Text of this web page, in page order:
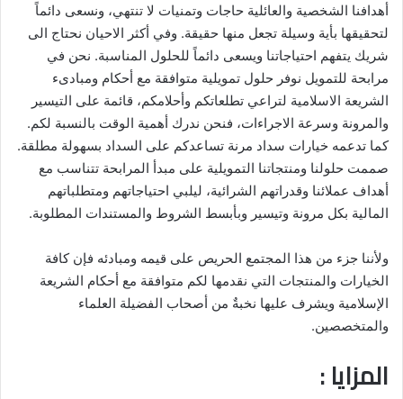
أهدافنا الشخصية والعائلية حاجات وتمنيات لا تنتهي، ونسعى دائماً
لتحقيقها بأية وسيلة تجعل منها حقيقة. وفي أكثر الاحيان نحتاج الى
شريك يتفهم احتياجاتنا ويسعى دائماً للحلول المناسبة. نحن في
مرابحة للتمويل نوفر حلول تمويلية متوافقة مع أحكام ومبادىء
الشريعة الاسلامية لتراعي تطلعاتكم وأحلامكم، قائمة على التيسير
والمرونة وسرعة الاجراءات، فنحن ندرك أهمية الوقت بالنسبة لكم.
كما تدعمه خيارات سداد مرنة تساعدكم على السداد بسهولة مطلقة.
صممت حلولنا ومنتجاتنا التمويلية على مبدأ المرابحة تتناسب مع
أهداف عملائنا وقدراتهم الشرائية، ليلبي احتياجاتهم ومتطلباتهم
المالية بكل مرونة وتيسير وبأبسط الشروط والمستندات المطلوبة.
ولأننا جزء من هذا المجتمع الحريص على قيمه ومبادئه فإن كافة
الخيارات والمنتجات التي نقدمها لكم متوافقة مع أحكام الشريعة
الإسلامية ويشرف عليها نخبةٌ من أصحاب الفضيلة العلماء
والمتخصصين.
المزايا :